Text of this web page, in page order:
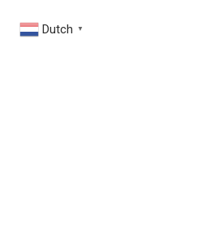
Dutch ▼